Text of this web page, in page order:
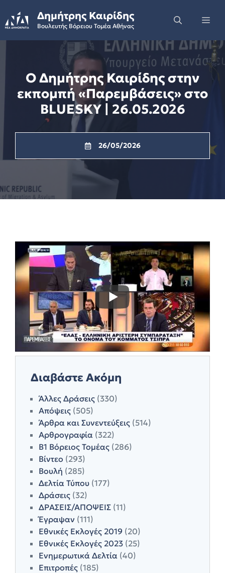
to
content
Δημήτρης Καιρίδης
Βουλευτής Βόρειου Τομέα Αθήνας
Ο Δημήτρης Καιρίδης στην
εκπομπή «Παρεμβάσεις» στο
BLUESKY | 26.05.2026
26/05/2026
Διαβάστε Ακόμη
Άλλες Δράσεις (330)
Απόψεις (505)
Άρθρα και Συνεντεύξεις (514)
Αρθρογραφία (322)
Β1 Βόρειος Τομέας (286)
Βίντεο (293)
Βουλή (285)
Δελτία Τύπου (177)
Δράσεις (32)
ΔΡΑΣΕΙΣ/ΑΠΟΨΕΙΣ (11)
Έγραψαν (111)
Εθνικές Εκλογές 2019 (20)
Εθνικές Εκλογές 2023 (25)
Ενημερωτικά Δελτία (40)
Επιτροπές (185)